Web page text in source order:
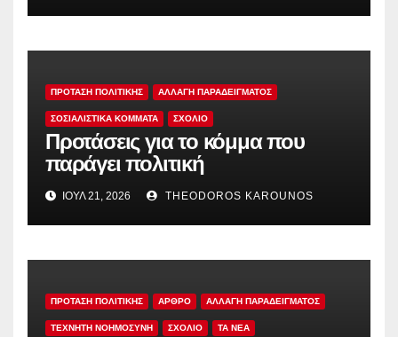
ΠΡΟΤΑΣΗ ΠΟΛΙΤΙΚΗΣ ΑΛΛΑΓΗ ΠΑΡΑΔΕΙΓΜΑΤΟΣ
ΣΟΣΙΑΛΙΣΤΙΚΆ ΚΌΜΜΑΤΑ ΣΧΟΛΙΟ
Προτάσεις για το κόμμα που
παράγει πολιτική
ΙΟΎΛ 21, 2026 THEODOROS KAROUNOS
ΠΡΟΤΑΣΗ ΠΟΛΙΤΙΚΗΣ ΑΡΘΡΟ ΑΛΛΑΓΗ ΠΑΡΑΔΕΙΓΜΑΤΟΣ
ΤΕΧΝΗΤΗ ΝΟΗΜΟΣΥΝΗ ΣΧΟΛΙΟ TA NEA